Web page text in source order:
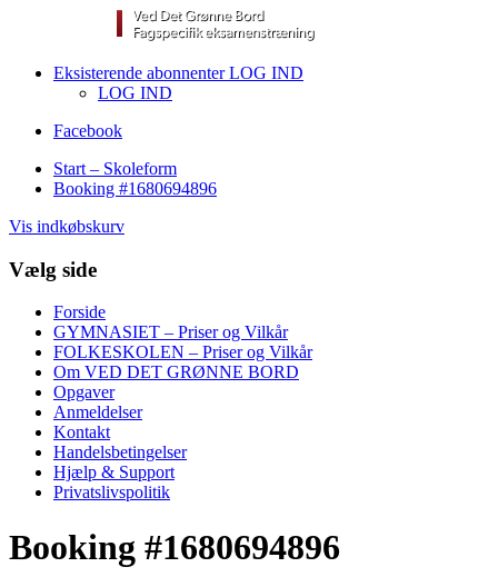
Eksisterende abonnenter LOG IND
LOG IND
Facebook
Start – Skoleform
Booking #1680694896
Vis indkøbskurv
Vælg side
Forside
GYMNASIET – Priser og Vilkår
FOLKESKOLEN – Priser og Vilkår
Om VED DET GRØNNE BORD
Opgaver
Anmeldelser
Kontakt
Handelsbetingelser
Hjælp & Support
Privatslivspolitik
Booking #1680694896